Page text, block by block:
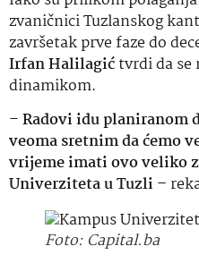
zvaničnici Tuzlanskog
završetak prve faze do
Irfan Halilagićtvrdi da
dinamikom.
–Radovi idu planiranom
veoma sretnim da ćemo
vrijeme imati ovo veliko
Univerziteta u Tuzli –
Foto: Capital.ba